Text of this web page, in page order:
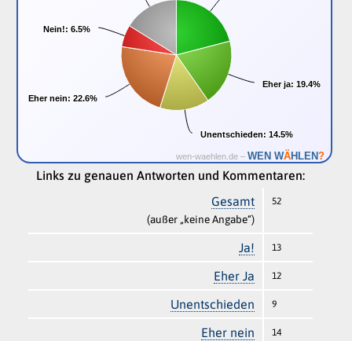
Eher ja: 19.4%
Eher ja: 19.4%
Unentschieden: 14.5%
Unentschieden: 14.5%
Eher nein: 22.6%
Eher nein: 22.6%
Nein!: 6.5%
Nein!: 6.5%
wen-waehlen.de – WEN WÄHLEN?
Links zu genauen Antworten und Kommentaren:
Gesamt
(außer „keine Angabe“)
52
Ja! 13
Eher Ja 12
Unentschieden 9
Eher nein 14